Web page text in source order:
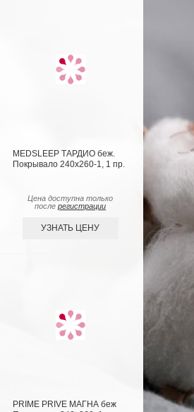
MEDSLEEP ТАРДИО беж.
Покрывало 240х260-1, 1 пр.
Цена доступна только
послерегистрации
УЗНАТЬ ЦЕНУ
PRIME PRIVE МАГНА беж